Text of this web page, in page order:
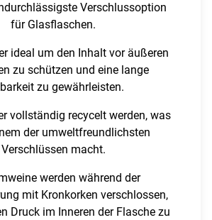
Verschlussoption
für Glasflaschen.
ideal um den Inhalt vor äußeren
zu schützen und eine lange
zu gewährleisten.
vollständig recycelt werden, was
der umweltfreundlichsten
Verschlüssen macht.
werden während der
mit Kronkorken verschlossen,
Druck im Inneren der Flasche zu